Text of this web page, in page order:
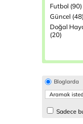
Futbol (90)
Güncel (48)
Doğal
(20)
Bloglarda
Sadece